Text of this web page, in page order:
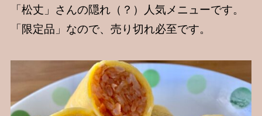
「松丈」さんの隠れ（？）人気メニューです。
「限定品」なので、売り切れ必至です。